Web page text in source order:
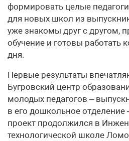
формировать целые
для новых школ из
уже знакомы друг с другом,
обучение и готовы работать
дня.
Первые результаты
Бугровский центр
молодых педагогов –
в его дошкольное
проект продолжился в
технологической школе